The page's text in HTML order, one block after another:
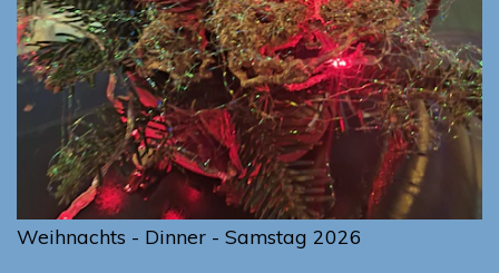
Weihnachts - Dinner - Samstag 2026